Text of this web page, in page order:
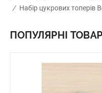
/ Набір цукрових топерів
ПОПУЛЯРНІ